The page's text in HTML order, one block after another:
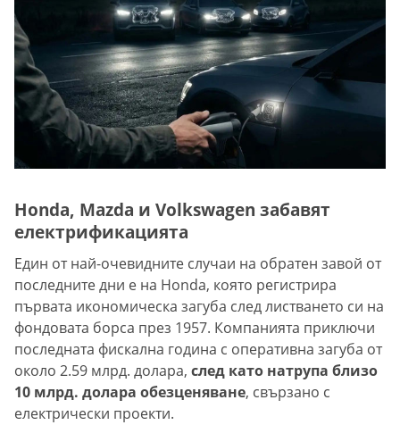
Honda, Mazda и Volkswagen забавят
електрификацията
Един от най-очевидните случаи на обратен завой от
последните дни е на Honda, която регистрира
първата икономическа загуба след листването си на
фондовата борса през 1957. Компанията приключи
последната фискална година с оперативна загуба от
около 2.59 млрд. долара, след като натрупа близо
10 млрд. долара обезценяване, свързано с
електрически проекти.